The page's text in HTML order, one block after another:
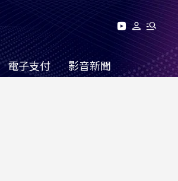
電子支付 影音新聞